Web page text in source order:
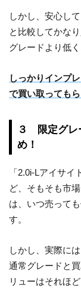
しかし、安心し
と比較してかな
グレードより低
しっかりインプ
で買い取っても
３ 限定グレ
め！
「2.0i-Lアイサ
ど、そもそも市
は、いつ売って
す。
しかし、実際に
通常グレードと
リューはそれほ